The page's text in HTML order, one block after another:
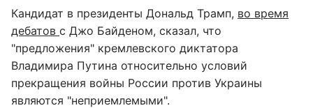
Кандидат в президенты Дональд Трамп, во время
дебатов с Джо Байденом, сказал, что
"предложения" кремлевского диктатора
Владимира Путина относительно условий
прекращения войны России против Украины
являются "неприемлемыми".